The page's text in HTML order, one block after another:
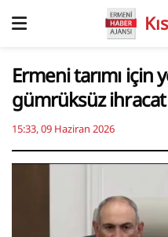
Ermeni tarımı için
gümrüksüz ihracat
15:33, 09 Haziran 2026